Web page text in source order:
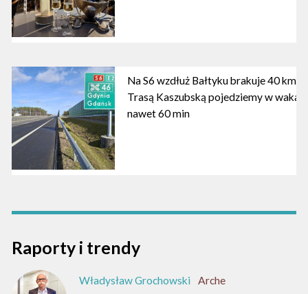
Na S6 wzdłuż Bałtyku brakuje 40 km.
Trasą Kaszubską pojedziemy w
nawet 60 min
Raporty i trendy
Władysław Grochowski Arche